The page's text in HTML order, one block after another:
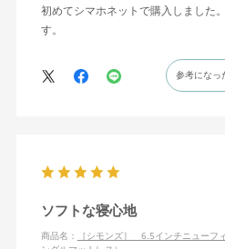
初めてシマホネットで購入しました
す。
参考になっ
ソフトな寝心地
商品名：
［シモンズ］ 6.5インチニューフ